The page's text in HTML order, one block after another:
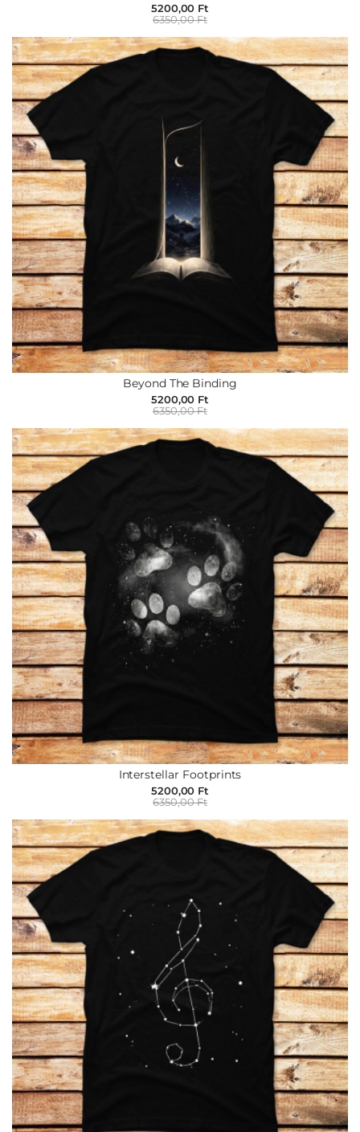
5200,00 Ft
6350,00 Ft
Beyond The Binding
5200,00 Ft
6350,00 Ft
Interstellar Footprints
5200,00 Ft
6350,00 Ft